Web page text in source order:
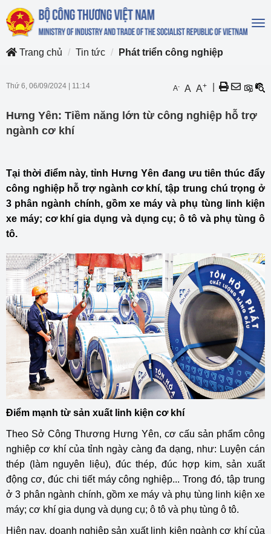
Trang chủ
Tin tức Phát triển công nghiệp
Thứ 6, 06/09/2024 11:14 A- A A+
Hưng Yên: Tiềm năng lớn từ công nghiệp hỗ trợ
ngành cơ khí
Tại thời điểm này, tỉnh Hưng Yên đang ưu tiên thúc đẩy
công nghiệp hỗ trợ ngành cơ khí, tập trung chú trọng ở
3 phân ngành chính, gồm xe máy và phụ tùng linh kiện
xe máy; cơ khí gia dụng và dụng cụ; ô tô và phụ tùng ô
tô.
Điểm mạnh từ sản xuất linh kiện cơ khí
Theo Sở Công Thương Hưng Yên, cơ cấu sản phẩm công
nghiệp cơ khí của tỉnh ngày càng đa dạng, như: Luyện cán
thép (làm nguyên liệu), đúc thép, đúc hợp kim, sản xuất
động cơ, đúc chi tiết máy công nghiệp... Trong đó, tập trung
ở 3 phân ngành chính, gồm xe máy và phụ tùng linh kiện xe
máy; cơ khí gia dụng và dụng cụ; ô tô và phụ tùng ô tô.
Hiện nay, doanh nghiệp sản xuất linh kiện ngành cơ khí của